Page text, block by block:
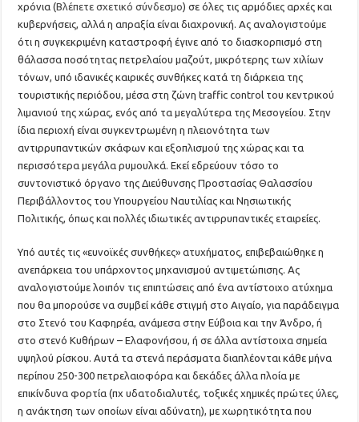
χρόνια (Βλέπετε σχετικό σύνδεσμο) σε όλες τις αρμόδιες αρχές και
κυβερνήσεις, αλλά η απραξία είναι διαχρονική. Ας αναλογιστούμε
ότι η συγκεκριμένη καταστροφή έγινε από το διασκορπισμό στη
θάλασσα ποσότητας πετρελαίου μαζούτ, μικρότερης των χιλίων
τόνων, υπό ιδανικές καιρικές συνθήκες κατά τη διάρκεια της
τουριστικής περιόδου, μέσα στη ζώνη traffic control του κεντρικού
λιμανιού της χώρας, ενός από τα μεγαλύτερα της Μεσογείου. Στην
ίδια περιοχή είναι συγκεντρωμένη η πλειονότητα των
αντιρρυπαντικών σκάφων και εξοπλισμού της χώρας και τα
περισσότερα μεγάλα ρυμουλκά. Εκεί εδρεύουν τόσο το
συντονιστικό όργανο της Διεύθυνσης Προστασίας Θαλασσίου
Περιβάλλοντος του Υπουργείου Ναυτιλίας και Νησιωτικής
Πολιτικής, όπως και πολλές ιδιωτικές αντιρρυπαντικές εταιρείες.
Υπό αυτές τις «ευνοϊκές συνθήκες» ατυχήματος, επιβεβαιώθηκε η
ανεπάρκεια του υπάρχοντος μηχανισμού αντιμετώπισης. Ας
αναλογιστούμε λοιπόν τις επιπτώσεις από ένα αντίστοιχο ατύχημα
που θα μπορούσε να συμβεί κάθε στιγμή στο Αιγαίο, για παράδειγμα
στο Στενό του Καφηρέα, ανάμεσα στην Εύβοια και την Άνδρο, ή
στο στενό Κυθήρων – Ελαφονήσου, ή σε άλλα αντίστοιχα σημεία
υψηλού ρίσκου. Αυτά τα στενά περάσματα διαπλέονται κάθε μήνα
περίπου 250-300 πετρελαιοφόρα και δεκάδες άλλα πλοία με
επικίνδυνα φορτία (πχ υδατοδιαλυτές, τοξικές χημικές πρώτες ύλες,
η ανάκτηση των οποίων είναι αδύνατη), με χωρητικότητα που